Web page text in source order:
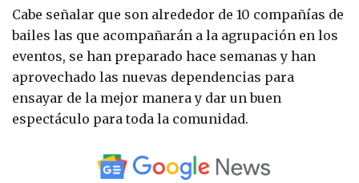
Cabe señalar que son alrededor de 10 compañías de
bailes las que acompañarán a la agrupación en los
eventos, se han preparado hace semanas y han
aprovechado las nuevas dependencias para
ensayar de la mejor manera y dar un buen
espectáculo para toda la comunidad.